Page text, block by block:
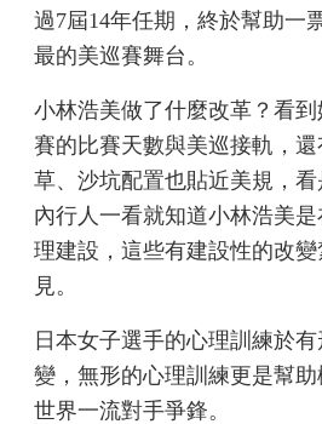
過7屆14年任期，終於幫助一
最的美巡賽舞台。
小林浩美做了什麼改革？看
賽的比賽天數與美巡接軌，
草、沙坑配置也貼近美規，
內行人一看就知道小林浩美
理建設，這些有建設性的改
見。
日本女子選手的心理訓練於
變，無形的心理訓練更是幫
世界一流對手爭鋒。